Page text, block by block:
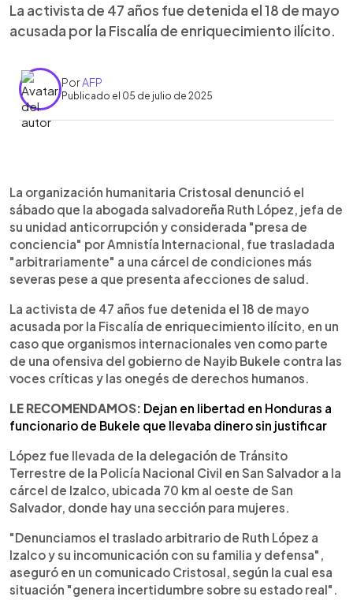
La activista de 47 años fue detenida el 18 de mayo
acusada por la Fiscalía de enriquecimiento ilícito.
PorAFP
Publicado el 05 de julio de 2025
Escuchar artículo
La organización humanitaria Cristosal denunció el
sábado que la abogada salvadoreña Ruth López, jefa de
su unidad anticorrupción y considerada "presa de
conciencia" por Amnistía Internacional, fue trasladada
"arbitrariamente" a una cárcel de condiciones más
severas pese a que presenta afecciones de salud.
La activista de 47 años fue detenida el 18 de mayo
acusada por la Fiscalía de enriquecimiento ilícito, en un
caso que organismos internacionales ven como parte
de una ofensiva del gobierno de Nayib Bukele contra las
voces críticas y las onegés de derechos humanos.
LE RECOMENDAMOS: Dejan en libertad en Honduras a
funcionario de Bukele que llevaba dinero sin justificar
López fue llevada de la delegación de Tránsito
Terrestre de la Policía Nacional Civil en San Salvador a la
cárcel de Izalco, ubicada 70 km al oeste de San
Salvador, donde hay una sección para mujeres.
"Denunciamos el traslado arbitrario de Ruth López a
Izalco y su incomunicación con su familia y defensa",
aseguró en un comunicado Cristosal, según la cual esa
situación "genera incertidumbre sobre su estado real".